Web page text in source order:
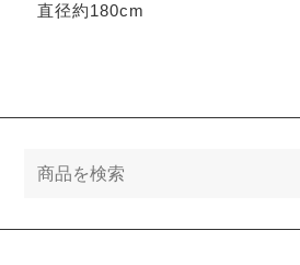
直径約180cm